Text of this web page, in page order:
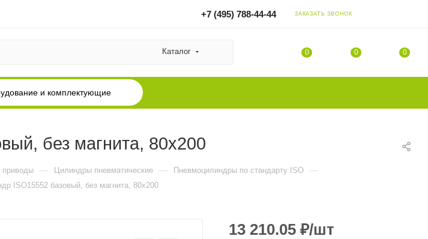
+7 (495) 788-44-44 ЗАКАЗАТЬ ЗВОНОК
Каталог 0 0 0
и комплектующие
без магнита, 80x200
приводы — Цилиндры пневматические — Пневмоцилиндры по стандарту ISO —
ISO15552 базовый, без магнита, 80x200
13 210.05 ₽/шт